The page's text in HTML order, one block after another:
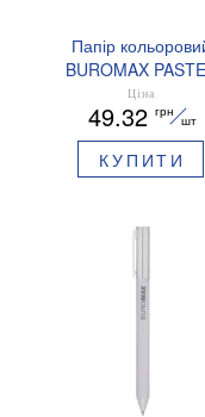
Папір
BUROMAX
EUROMAX 20 арк А4
мс BM.2721220E-
Ціна
49.32 грн
шт
КУПИТИ